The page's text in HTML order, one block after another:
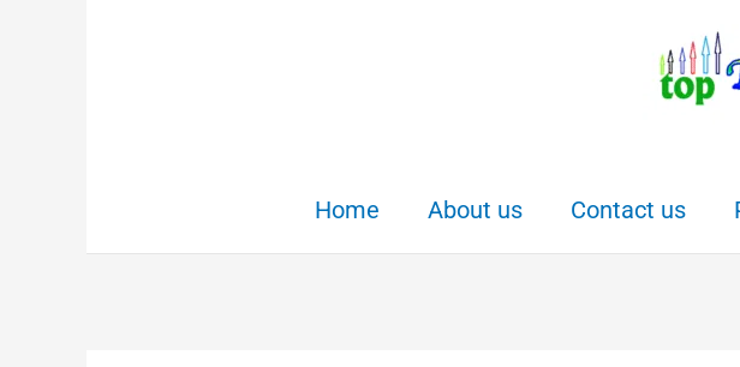
Home About us Contact us